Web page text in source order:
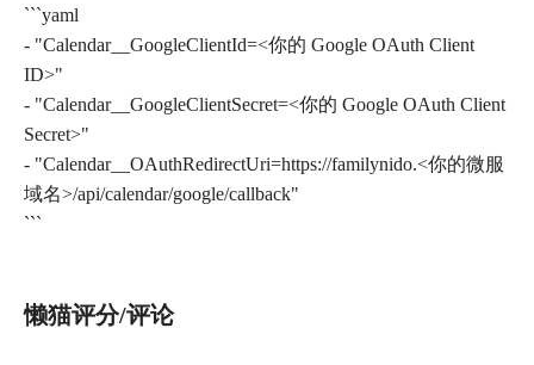
```yaml
- "Calendar__GoogleClientId=<你的 Google OAuth Client
ID>"
- "Calendar__GoogleClientSecret=<你的 Google OAuth Client
Secret>"
- "Calendar__OAuthRedirectUri=https://familynido.<你的微服
域名>/api/calendar/google/callback"
```
懒猫评分/评论